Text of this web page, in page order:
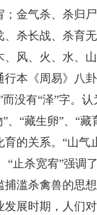
；金气杀、杀归
、杀长战、杀育
风、火、水、山
本《周易》八
而没有“泽”字。
、“藏生卵”、“藏
的关系。“山气
“止杀宽宥”强调
捕滥杀禽兽的思
发展时期，人们